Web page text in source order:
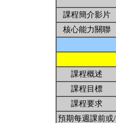
課程簡介影片
核心能力關聯
課程概述
課程目標
課程要求
預期每週課前或/